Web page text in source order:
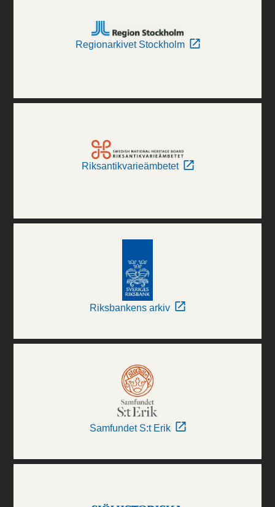
Regionarkivet Stockholm
Riksantikvarieämbetet
Riksbankens arkiv
Samfundet S:t Erik